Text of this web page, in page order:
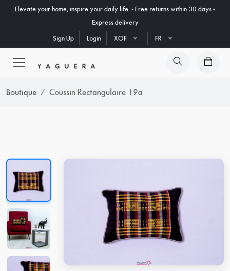
Elevate your home, inspire your daily life. • Free returns within 30 days •
Express delivery
Sign Up
Login XOF FR
Boutique Coussin Rectangulaire 19a